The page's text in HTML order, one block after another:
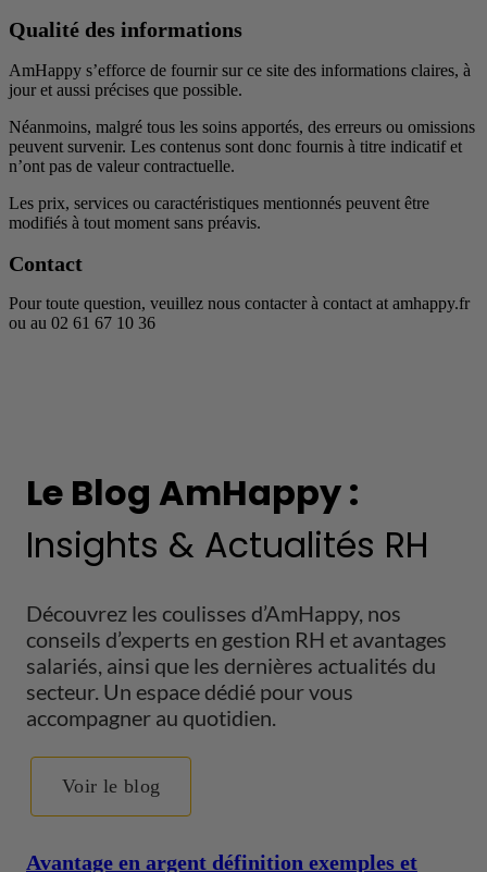
Qualité des informations
AmHappy s’efforce de fournir sur ce site des informations claires, à
jour et aussi précises que possible.
Néanmoins, malgré tous les soins apportés, des erreurs ou omissions
peuvent survenir. Les contenus sont donc fournis à titre indicatif et
n’ont pas de valeur contractuelle.
Les prix, services ou caractéristiques mentionnés peuvent être
modifiés à tout moment sans préavis.
Contact
Pour toute question, veuillez nous contacter à contact at amhappy.fr
ou au 02 61 67 10 36
Le Blog AmHappy :
Insights & Actualités RH
Découvrez les coulisses d’AmHappy, nos
conseils d’experts en gestion RH et avantages
salariés, ainsi que les dernières actualités du
secteur. Un espace dédié pour vous
accompagner au quotidien.
Voir le blog
Avantage en argent définition exemples et